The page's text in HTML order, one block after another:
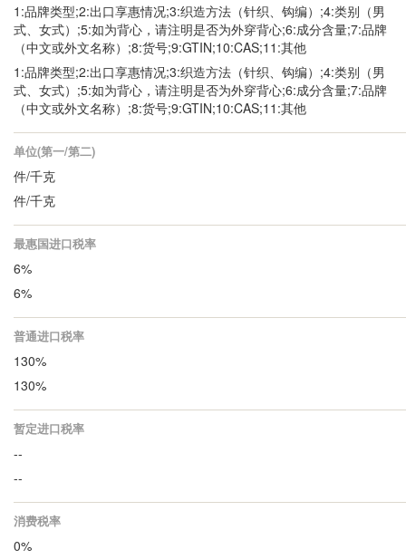
1:品牌类型;2:出口享惠情况;3:织造方法（针织、钩编）;4:类别（男
式、女式）;5:如为背心，请注明是否为外穿背心;6:成分含量;7:品牌
（中文或外文名称）;8:货号;9:GTIN;10:CAS;11:其他
1:品牌类型;2:出口享惠情况;3:织造方法（针织、钩编）;4:类别（男
式、女式）;5:如为背心，请注明是否为外穿背心;6:成分含量;7:品牌
（中文或外文名称）;8:货号;9:GTIN;10:CAS;11:其他
单位(第一/第二)
件/千克
件/千克
最惠国进口税率
6%
6%
普通进口税率
130%
130%
暂定进口税率
--
--
消费税率
0%